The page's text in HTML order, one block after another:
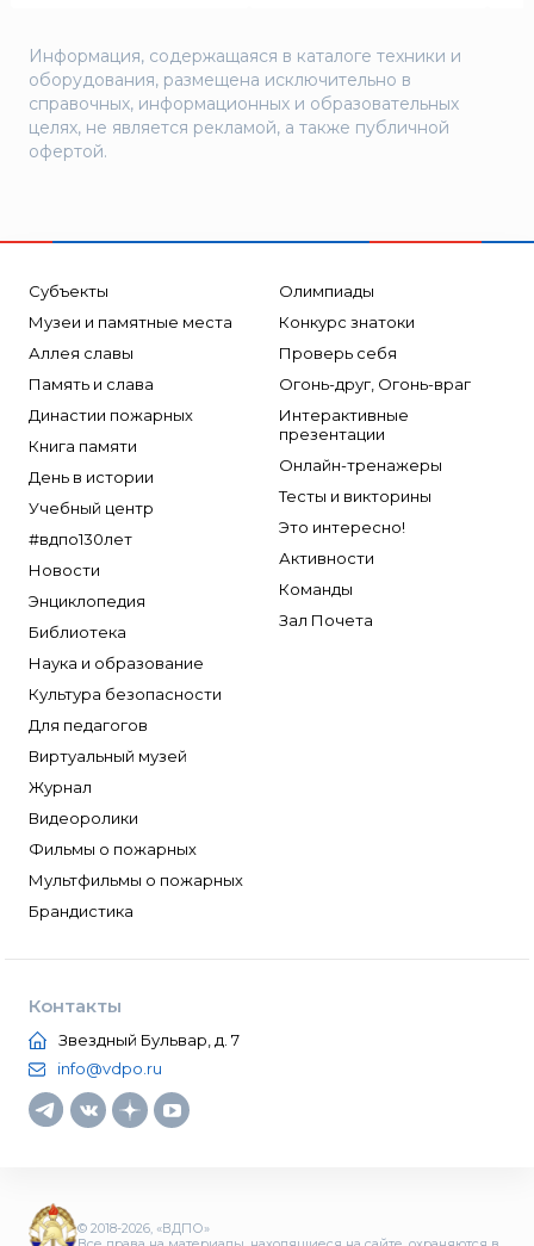
Специнформатика-СИ
Спецприбор
СПИ
Эридан
ЮНИТЕСТ
Ярпожинвест
Информация, содержащаяся в каталоге техники и
оборудования, размещена исключительно в
справочных, информационных и образовательных
целях, не является рекламой, а также публичной
офертой.
Субъекты
Музеи и памятные места
Аллея славы
Память и слава
Династии пожарных
Книга памяти
День в истории
Учебный центр
#вдпо130лет
Новости
Энциклопедия
Библиотека
Наука и образование
Культура безопасности
Для педагогов
Виртуальный музей
Журнал
Видеоролики
Фильмы о пожарных
Мультфильмы о пожарных
Брандистика
Олимпиады
Конкурс знатоки
Проверь себя
Огонь-друг, Огонь-враг
Интерактивные
презентации
Онлайн-тренажеры
Тесты и викторины
Это интересно!
Активности
Команды
Зал Почета
Контакты
Звездный Бульвар, д. 7
info@vdpo.ru
© 2018-2026, «ВДПО»